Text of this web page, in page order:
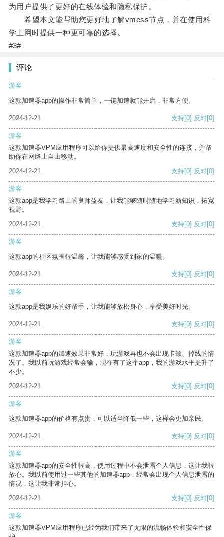
为用户提供了更好的在线体验和隐私保护。
希望本文能帮助您更好地了解vmess节点，并在使用科
学上网时提供一种更可靠的选择。
#3#
评论
游客
这款加速器app的操作非常简单，一键加速就能开启，非常方便。
2024-12-21 支持[0] 反对[0]
游客
这款加速器VPM应用程序可以给你提供最高速度和安全性的连接，并帮
助你在网络上自由移动。
2024-12-21
支持[0] 反对[0]
游客
这款app是我学习路上的良师益友，让我能够随时随地学习新知识，拓宽
视野。
2024-12-21
支持[0] 反对[0]
游客
这款app的社区氛围很温馨，让我能够感受到家的温暖。
2024-12-21 支持[0] 反对[0]
游客
这款app是我娱乐的好帮手，让我能够放松身心，享受美好时光。
2024-12-21 支持[0] 反对[0]
游客
这款加速器app的加速效果非常好，玩游戏再也不会出现卡顿、掉线的情
况了。我以前玩游戏经常会输，现在有了这个app，我的游戏水平提升了
不少。
2024-12-21
支持[0] 反对[0]
游客
这款加速器app的价格有点贵，可以适当降低一些，这样会更加亲民。
2024-12-21 支持[0] 反对[0]
游客
这款加速器app的安全性很高，使用过程中不会泄露个人信息，这让我很
放心。我以前使用过一些其他的加速器app，经常会出现个人信息泄露的
情况，这让我非常担心。
2024-12-21
支持[0] 反对[0]
游客
这款加速器VPM应用程序已经为我们带来了无限的流畅体验和安全性保